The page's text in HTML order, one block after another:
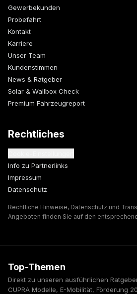
Gewerbekunden
Probefahrt
Kontakt
Karriere
Unser Team
Kundenstimmen
News & Ratgeber
Solar & Wallbox Check
Premium Fahrzeugreport
Rechtliches
Info zu Partnerlinks
Impressum
Datenschutz
Rechtliche Hinweise, Datenschutz und
Angeboten finden Sie auf den
Top-Themen
Direkt zu unseren ausführlichen
CUPRA Modelle, E-Mobilität, Förderung